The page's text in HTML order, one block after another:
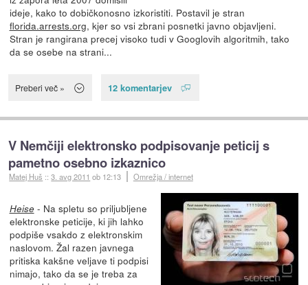
ideje, kako to dobičkonosno izkoristiti. Postavil je stran
florida.arrests.org, kjer so vsi zbrani posnetki javno objavljeni.
Stran je rangirana precej visoko tudi v Googlovih algoritmih, tako
da se osebe na strani...
Preberi več » 12 komentarjev
V Nemčiji elektronsko podpisovanje peticij s
pametno osebno izkaznico
Matej Huš ::3. avg 2011 ob 12:13 Omrežja / internet
Heise- Na spletu so priljubljene
elektronske peticije, ki jih lahko
podpiše vsakdo z elektronskim
naslovom. Žal razen javnega
pritiska kakšne veljave ti podpisi
nimajo, tako da se je treba za